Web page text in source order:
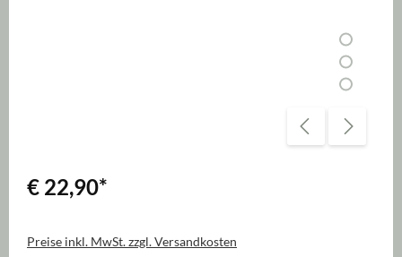
€ 22,90*
Preise inkl. MwSt. zzgl. Versandkosten